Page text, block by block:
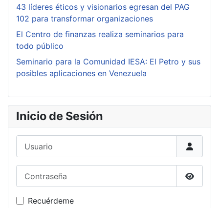
Inicio de Sesión
Recuérdeme
43 líderes éticos y visionarios egresan del PAG
102 para transformar organizaciones
El Centro de finanzas realiza seminarios para
todo público
Seminario para la Comunidad IESA: El Petro y sus
posibles aplicaciones en Venezuela